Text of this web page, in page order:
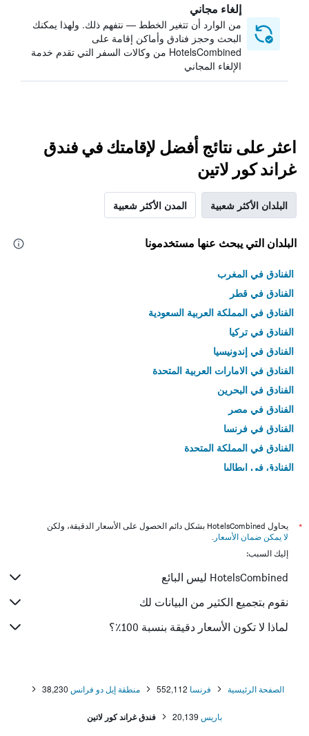
إلغاء مجاني
من الوارد أن تتغير الخطط — نتفهم ذلك. ولهذا يمكنك
البحث وحجز فنادق وأماكن إقامة على
HotelsCombined من وكالات السفر التي تقدم خدمة
الإلغاء المجاني
اعثر على نتائج أفضل لإقامتك في فندق
غراند كور لاتين
البلدان الأكثر شعبية المدن الأكثر شعبية
البلدان التي يبحث عنها مستخدمونا
الفنادق في المغرب
الفنادق في قطر
الفنادق في المملكة العربية السعودية
الفنادق في تركيا
الفنادق في إندونيسيا
الفنادق في الامارات العربية المتحدة
الفنادق في البحرين
الفنادق في مصر
الفنادق في فرنسا
الفنادق في المملكة المتحدة
الفنادق في إيطاليا
*
يحاول HotelsCombined بشكل دائم الحصول على الأسعار الدقيقة، ولكن
لا يمكن ضمان الأسعار .
إليك السبب:
HotelsCombined ليس البائع
نقوم بتجميع الكثير من البيانات لك
لماذا لا تكون الأسعار دقيقة بنسبة 100٪؟
الصفحة الرئيسية فرنسا 552,112 منطقة إيل دو فرانس 38,230
باريس 20,139 فندق غراند كور لاتين